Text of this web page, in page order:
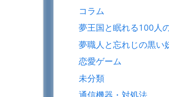
コラム
夢王国と眠れる100人
夢職人と忘れじの黒い
恋愛ゲーム
未分類